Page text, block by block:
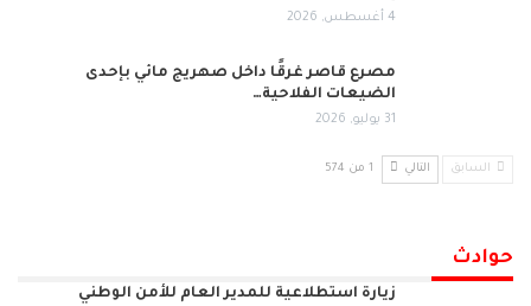
4 أغسطس, 2026
مصرع قاصر غرقًا داخل صهريج مائي بإحدى
الضيعات الفلاحية…
31 يوليو, 2026
السابق التالي 1 من 574
حوادث
زيارة استطلاعية للمدير العام للأمن الوطني